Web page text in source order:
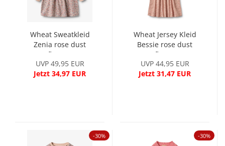
Wheat Sweatkleid
Zenia rose dust
flowers
UVP 49,95 EUR
Jetzt 34,97 EUR
Wheat Jersey Kleid
Bessie rose dust
flower
UVP 44,95 EUR
Jetzt 31,47 EUR
-30% -30%